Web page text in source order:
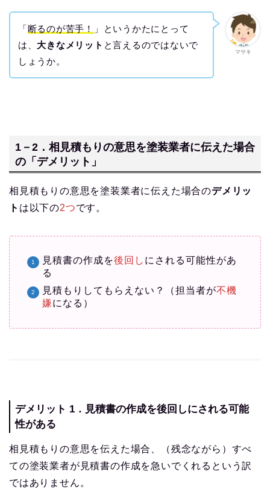
マサキ
「断るのが苦手！
」というかたにとって
は、 大きなメリット と言えるのではないで
しょうか。
1－2．相見積もりの意思を塗装業者に伝えた場合
の「デメリット」
相見積もりの意思を塗装業者に伝えた場合のデメリッ
ト は以下の2つです。
見積書の作成を後回し にされる可能性があ
る
見積もりしてもらえない？（担当者が不機
嫌になる）
デメリット 1．見積書の作成を後回しにされる可能
性がある
相見積もりの意思を伝えた場合、（残念ながら）すべ
ての塗装業者が見積書の作成を急いでくれるという訳
ではありません。